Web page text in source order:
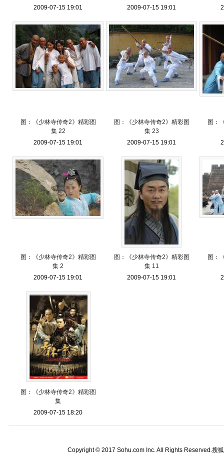
2009-07-15 19:01
2009-07-15 19:01
图：《少林寺传奇2》精彩图
集 22
2009-07-15 19:01
图：《少林寺传奇2》精彩图
集 23
2009-07-15 19:01
图：
图：《少林寺传奇2》精彩图
集 2
2009-07-15 19:01
图：《少林寺传奇2》精彩图
集 11
2009-07-15 19:01
图：
图：《少林寺传奇2》精彩图
集
2009-07-15 18:20
Copyright © 2017 Sohu.com Inc. All Rights Reserved.搜